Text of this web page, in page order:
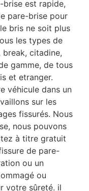
est rapide,
pare-brise pour
bris ne soit plus
les types de
break, citadine,
gamme, de tous
et etranger.
véhicule dans un
sur les
fissurés. Nous
nous pouvons
à titre gratuit
de pare-
ou un
ou
votre sûreté. il